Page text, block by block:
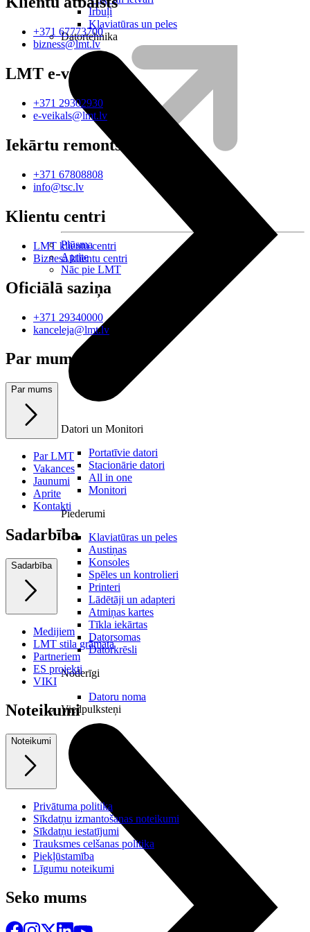
Plūsma
Aprite
Nāc pie LMT
Irbuļi
Klaviatūras un peles
Datortehnika
Datori un Monitori
Portatīvie datori
Stacionārie datori
All in one
Monitori
Piederumi
Klaviatūras un peles
Austiņas
Konsoles
Spēles un kontrolieri
Printeri
Lādētāji un adapteri
Atmiņas kartes
Tīkla iekārtas
Datorsomas
Datorkrēsli
Noderīgi
Datoru noma
Viedpulksteņi
+371 67773700
bizness@lmt.lv
LMT e-veikals
+371 29302930
e-veikals@lmt.lv
Iekārtu remonts
+371 67808808
info@tsc.lv
Klientu centri
LMT klientu centri
Biznesa klientu centri
Oficiālā saziņa
+371 29340000
kanceleja@lmt.lv
Par mums
Par mums
Par LMT
Vakances
Jaunumi
Aprite
Kontakti
Sadarbība
Sadarbība
Medijiem
LMT stila grāmata
Partneriem
ES projekti
VIKI
Noteikumi
Noteikumi
Privātuma politika
Sīkdatņu izmantošanas noteikumi
Sīkdatņu iestatījumi
Trauksmes celšanas politika
Piekļūstamība
Līgumu noteikumi
Seko mums